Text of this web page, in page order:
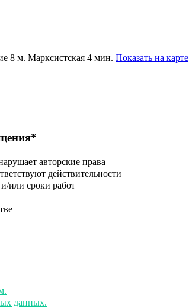
8 м. Марксистская 4 мин. Показать на карте
авторские права
действительности
или сроки работ
данных.